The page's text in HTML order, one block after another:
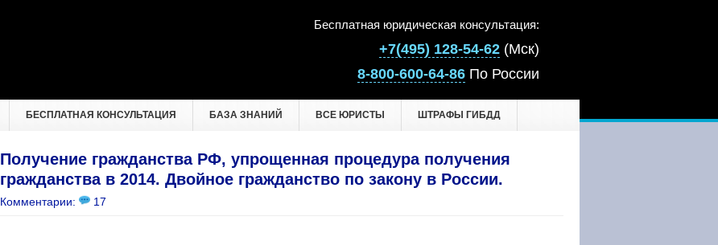
Бесплатная юридическая консультация:
+7(495) 128-54-62 (Мск)
8-800-600-64-86 По России
БЕСПЛАТНАЯ КОНСУЛЬТАЦИЯ БАЗА ЗНАНИЙ ВСЕ ЮРИСТЫ ШТРАФЫ ГИБДД
Получение гражданства РФ, упрощенная процедура получения
гражданства в 2014. Двойное гражданство по закону в России.
Комментарии: 17